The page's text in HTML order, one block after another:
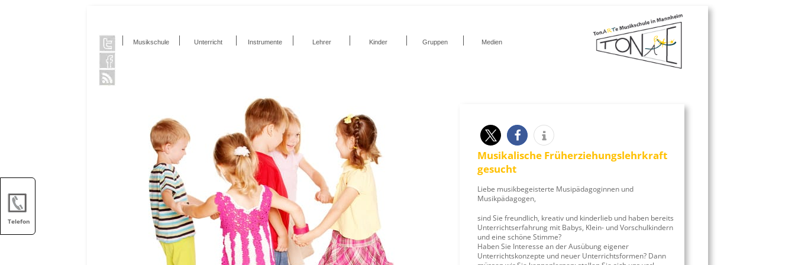
Telefon
Musikschule Unterricht Instrumente Lehrer Kinder Gruppen Medien
Musikalische Früherziehungslehrkraft
gesucht
Liebe musikbegeisterte Musipädagoginnen und
Musikpädagogen,
sind Sie freundlich, kreativ und kinderlieb und haben bereits
Unterrichtserfahrung mit Babys, Klein- und Vorschulkindern
und eine schöne Stimme?
Haben Sie Interesse an der Ausübung eigener
Unterrichtskonzepte und neuer Unterrichtsformen? Dann